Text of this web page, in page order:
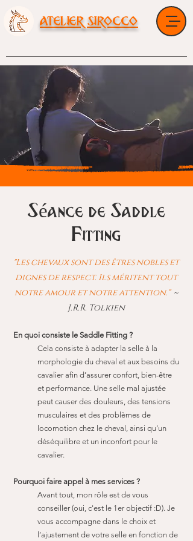
ATELIER SIROCCO
Séance de Saddle
Fitting
"Les chevaux sont des êtres nobles et
dignes de respect. Ils méritent tout
notre amour et notre attention." ~
J.R.R. Tolkien
En quoi consiste le Saddle Fitting ?
Cela consiste à adapter la selle à la
morphologie du cheval et aux besoins du
cavalier afin d’assurer confort, bien-être
et performance. Une selle mal ajustée
peut causer des douleurs, des tensions
musculaires et des problèmes de
locomotion chez le cheval, ainsi qu’un
déséquilibre et un inconfort pour le
cavalier.
Pourquoi faire appel à mes services ?
Avant tout, mon rôle est de vous
conseiller (oui, c'est le 1er objectif :D). Je
vous accompagne dans le choix et
l’ajustement de votre selle en fonction de